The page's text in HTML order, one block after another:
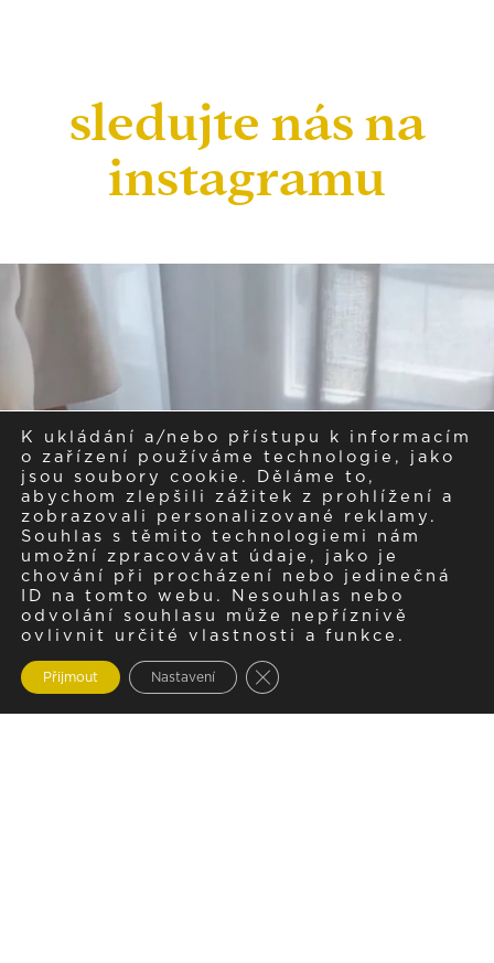
sledujte nás na
instagramu
K ukládání a/nebo přístupu k informacím
o zařízení používáme technologie, jako
jsou soubory cookie. Děláme to,
abychom zlepšili zážitek z prohlížení a
zobrazovali personalizované reklamy.
Souhlas s těmito technologiemi nám
umožní zpracovávat údaje, jako je
chování při procházení nebo jedinečná
ID na tomto webu. Nesouhlas nebo
odvolání souhlasu může nepříznivě
ovlivnit určité vlastnosti a funkce.
Přijmout Nastavení Zavřít cookie lištu GDPR